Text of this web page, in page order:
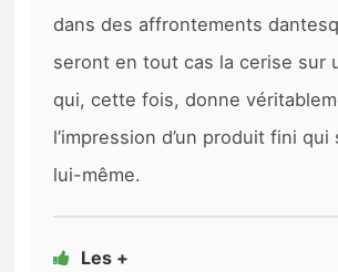
dans des affrontements
seront en tout cas la cerise sur
qui, cette fois, donne
l’impression d’un produit fini
lui-même.
Les +